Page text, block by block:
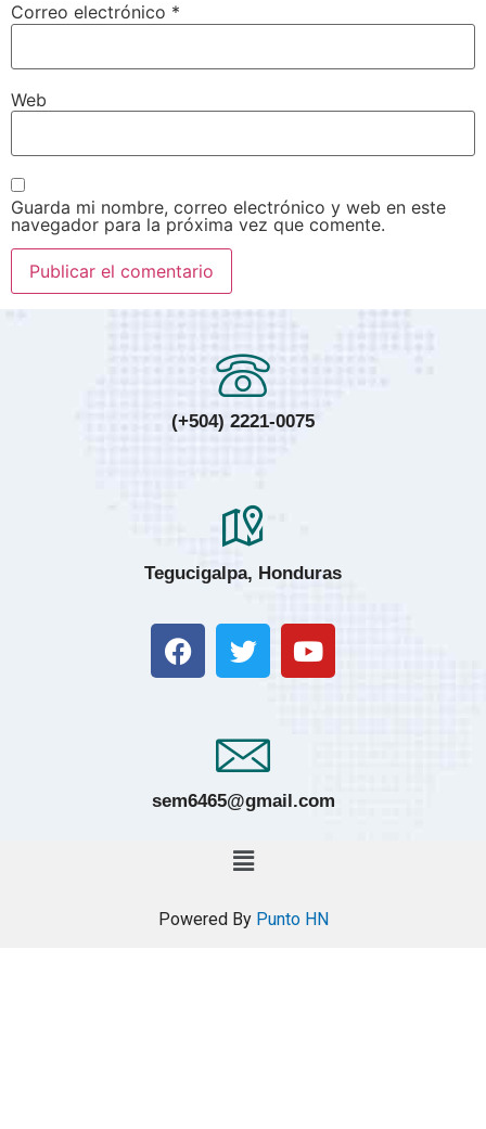
Correo electrónico *
Web
Guarda mi nombre, correo electrónico y web en este
navegador para la próxima vez que comente.
(+504) 2221-0075
Tegucigalpa, Honduras
sem6465@gmail.com
Powered By Punto HN